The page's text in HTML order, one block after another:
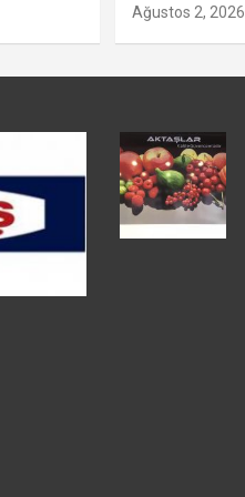
Ağustos 2, 2026